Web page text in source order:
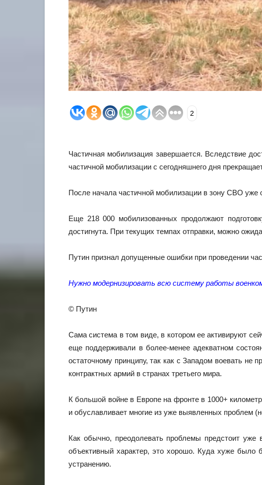
2
Частичная мобилизация завершается. Вследствие
частичной мобилизации с сегодняшнего дня
После начала частичной мобилизации в зону СВО
Еще 218 000 мобилизованных продолжают
достигнута. При текущих темпах отправки, можно
Путин признал допущенные ошибки при проведении
Нужно модернизировать всю систему работы
© Путин
Сама система в том виде, в котором ее активируют
еще поддерживали в более-менее адекватном
остаточному принципу, так как с Западом воевать не
контрактных армий в странах третьего мира.
К большой войне в Европе на фронте в 1000+
и обуславливает многие из уже выявленных проблем
Как обычно, преодолевать проблемы предстоит уже
объективный характер, это хорошо. Куда хуже
устранению.